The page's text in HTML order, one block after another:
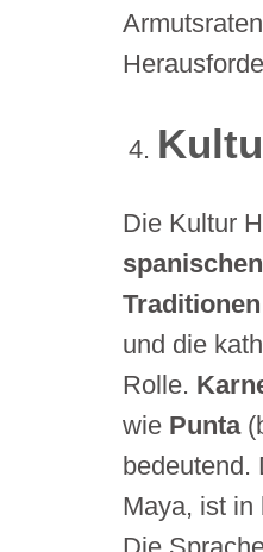
Die Kultur
Traditionen
und die
Rolle.
wie Punta
bedeutend.
Maya, ist in